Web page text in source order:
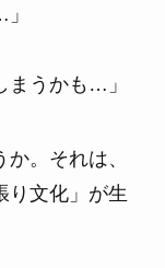
まうかも…」
。それは、
り文化」が生